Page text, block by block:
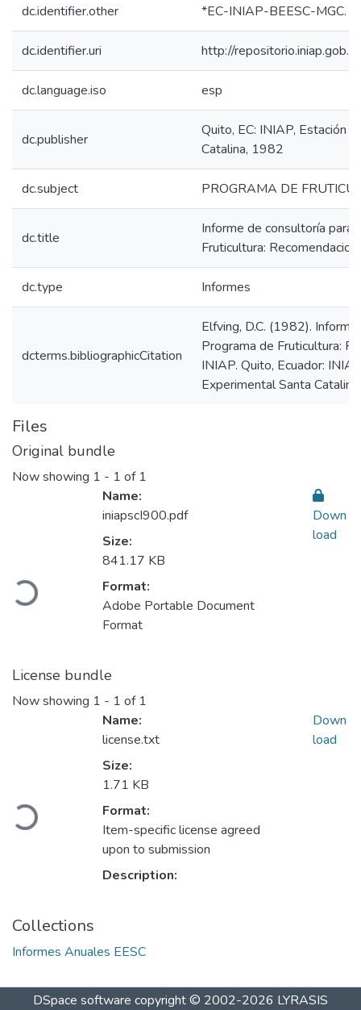
dc.identifier.other *EC-INIAP-BEESC-MGC.
dc.identifier.uri http://
dc.language.iso esp
dc.publisher
Quito, EC: INIAP, Estación
Catalina, 1982
dc.subject PROGRAMA DE
dc.title
Informe de consultoría para
Fruticultura:
dc.type Informes
dcterms.bibliographicCitation
Elfving, D.C. (1982).
Programa de Fruticultura:
INIAP. Quito, Ecuador:
Experimental Santa Catalina.
Files
Original bundle
Now showing 1 - 1 of 1
Loading...
Name:
iniapscI900.pdf
Size:
841.17 KB
Format:
Adobe Portable Document
Format
Down
load
License bundle
Now showing 1 - 1 of 1
Loading...
Name:
license.txt
Size:
1.71 KB
Format:
Item-specific license agreed
upon to submission
Description:
Down
load
Collections
Informes Anuales EESC
DSpace software copyright © 2002-2026 LYRASIS